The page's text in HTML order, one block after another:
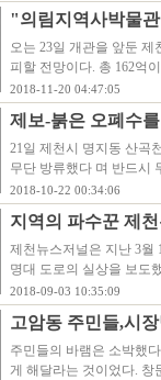
"의림지역사박물
오는 23일 개관을 앞둔
피할 전망이다. 총 162억
2018-11-20 04:47:05
제보-붉은 오폐수
21일 제천시 명지동 산곡
무단 방류했다 며 반드시
2018-10-22 00:34:06
지역의 파수꾼 제
제천뉴스저널은 지난 3월
명대 도로의 실상을 보도
2018-09-03 10:35:09
고암동 주민들,시
주민들의 바램은 소박했
게 해달라는 것이었다.